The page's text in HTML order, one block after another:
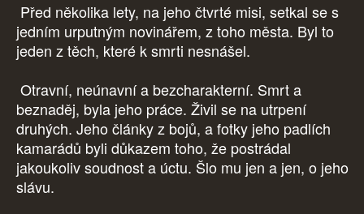
Před několika lety, na jeho čtvrté misi, setkal se s
jedním urputným novinářem, z toho města. Byl to
jeden z těch, které k smrti nesnášel.
Otravní, neúnavní a bezcharakterní. Smrt a
beznaděj, byla jeho práce. Živil se na utrpení
druhých. Jeho články z bojů, a fotky jeho padlích
kamarádů byli důkazem toho, že postrádal
jakoukoliv soudnost a úctu. Šlo mu jen a jen, o jeho
slávu.